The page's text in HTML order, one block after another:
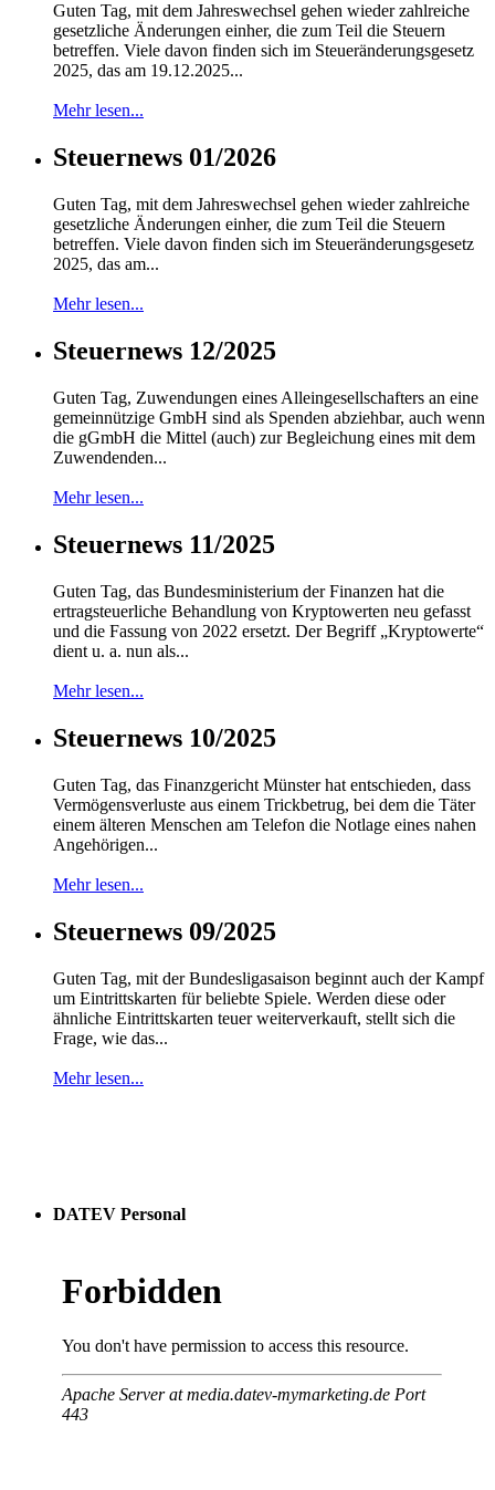
Guten Tag, mit dem Jahreswechsel gehen wieder zahlreiche
gesetzliche Änderungen einher, die zum Teil die Steuern
betreffen. Viele davon finden sich im Steueränderungsgesetz
2025, das am 19.12.2025...
Mehr lesen...
Steuernews 01/2026
Guten Tag, mit dem Jahreswechsel gehen wieder zahlreiche
gesetzliche Änderungen einher, die zum Teil die Steuern
betreffen. Viele davon finden sich im Steueränderungsgesetz
2025, das am...
Mehr lesen...
Steuernews 12/2025
Guten Tag, Zuwendungen eines Alleingesellschafters an eine
gemeinnützige GmbH sind als Spenden abziehbar, auch wenn
die gGmbH die Mittel (auch) zur Begleichung eines mit dem
Zuwendenden...
Mehr lesen...
Steuernews 11/2025
Guten Tag, das Bundesministerium der Finanzen hat die
ertragsteuerliche Behandlung von Kryptowerten neu gefasst
und die Fassung von 2022 ersetzt. Der Begriff „Kryptowerte“
dient u. a. nun als...
Mehr lesen...
Steuernews 10/2025
Guten Tag, das Finanzgericht Münster hat entschieden, dass
Vermögensverluste aus einem Trickbetrug, bei dem die Täter
einem älteren Menschen am Telefon die Notlage eines nahen
Angehörigen...
Mehr lesen...
Steuernews 09/2025
Guten Tag, mit der Bundesligasaison beginnt auch der Kampf
um Eintrittskarten für beliebte Spiele. Werden diese oder
ähnliche Eintrittskarten teuer weiterverkauft, stellt sich die
Frage, wie das...
Mehr lesen...
DATEV Personal